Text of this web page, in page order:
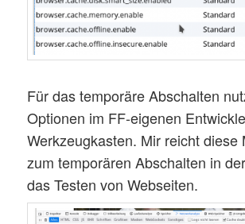
Für das temporäre Abschalten
Optionen im FF-eigenen
Werkzeugkasten. Mir reicht diese
zum temporären Abschalten in
das Testen von Webseiten.